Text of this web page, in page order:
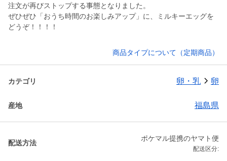
注文が再びストップする事態となりました。
ぜひぜひ「おうち時間のお楽しみアップ」に、ミルキーエッグを
どうぞ！！！！
商品タイプについて（定期商品）
カテゴリ 卵・乳 卵
産地 福島県
配送方法
ポケマル提携のヤマト便
配送区分: